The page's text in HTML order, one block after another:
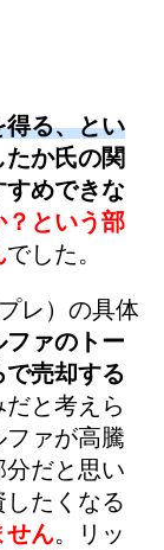
得る、とい
か氏の関
すめできな
？という部
でした。
レ）の具体
ファのトー
売却する
と考えら
ァが高騰
だと思い
たくなる
せん。リッ